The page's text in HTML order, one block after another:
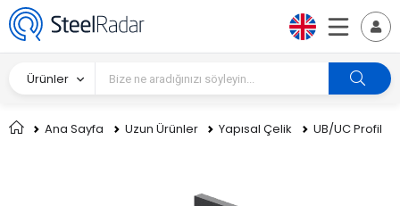
Ürünler
Ana Sayfa Uzun Ürünler Yapısal Çelik UB/UC Profil